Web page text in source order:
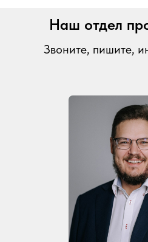
Наш отдел
Звоните, пишите,